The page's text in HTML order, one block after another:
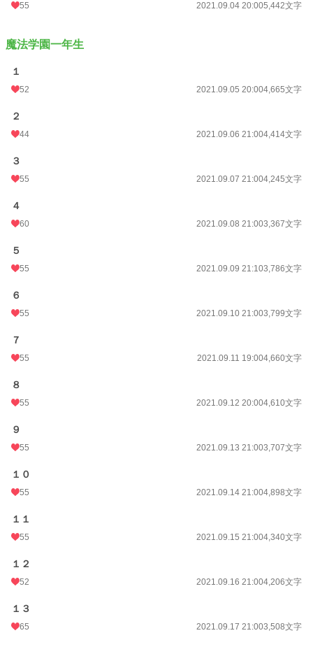
55 2021.09.04 20:005,442文字
魔法学園一年生
１
52 2021.09.05 20:004,665文字
２
44 2021.09.06 21:004,414文字
３
55 2021.09.07 21:004,245文字
４
60 2021.09.08 21:003,367文字
５
55 2021.09.09 21:103,786文字
６
55 2021.09.10 21:003,799文字
７
55 2021.09.11 19:004,660文字
８
55 2021.09.12 20:004,610文字
９
55 2021.09.13 21:003,707文字
１０
55 2021.09.14 21:004,898文字
１１
55 2021.09.15 21:004,340文字
１２
52 2021.09.16 21:004,206文字
１３
65 2021.09.17 21:003,508文字